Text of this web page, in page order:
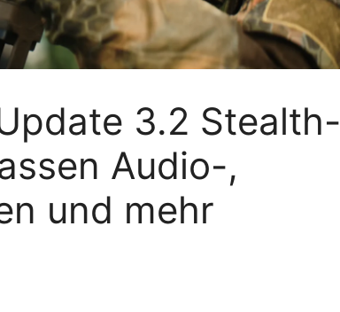
3.2 Stealth-
Audio-,
und mehr